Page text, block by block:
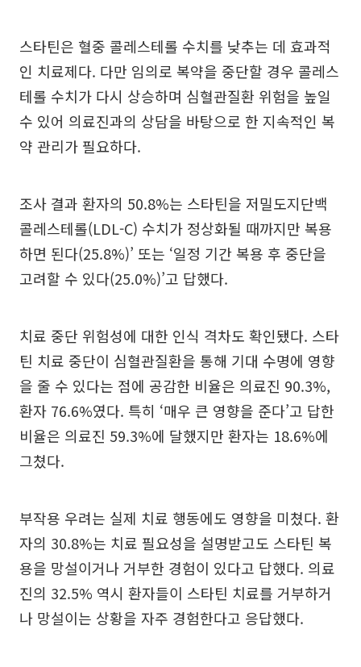
스타틴은 혈중 콜레스테롤 수치를 낮추는 데 효과적
인 치료제다. 다만 임의로 복약을 중단할 경우 콜레스
테롤 수치가 다시 상승하며 심혈관질환 위험을 높일
수 있어 의료진과의 상담을 바탕으로 한 지속적인 복
약 관리가 필요하다.
조사 결과 환자의 50.8%는 스타틴을 저밀도지단백
콜레스테롤(LDL-C) 수치가 정상화될 때까지만 복용
하면 된다(25.8%)’ 또는 ‘일정 기간 복용 후 중단을
고려할 수 있다(25.0%)’고 답했다.
치료 중단 위험성에 대한 인식 격차도 확인됐다. 스타
틴 치료 중단이 심혈관질환을 통해 기대 수명에 영향
을 줄 수 있다는 점에 공감한 비율은 의료진 90.3%,
환자 76.6%였다. 특히 ‘매우 큰 영향을 준다’고 답한
비율은 의료진 59.3%에 달했지만 환자는 18.6%에
그쳤다.
부작용 우려는 실제 치료 행동에도 영향을 미쳤다. 환
자의 30.8%는 치료 필요성을 설명받고도 스타틴 복
용을 망설이거나 거부한 경험이 있다고 답했다. 의료
진의 32.5% 역시 환자들이 스타틴 치료를 거부하거
나 망설이는 상황을 자주 경험한다고 응답했다.